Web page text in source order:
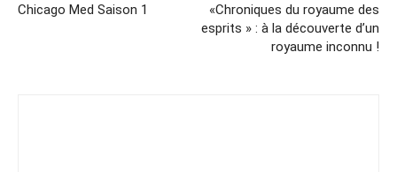
Chicago Med Saison 1
«Chroniques du royaume des
esprits » : à la découverte d’un
royaume inconnu !